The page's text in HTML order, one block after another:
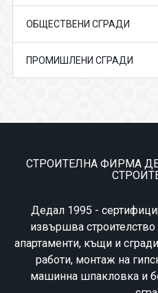
ОБЩЕСТВЕНИ СГРАДИ
ПРОМИШЛЕНИ СГРАДИ
СТРОИТЕЛНА ФИРМА
Дедал 1995 -
извършва
апартаменти, къщи и
работи, монтаж на
машинна шпакловка и